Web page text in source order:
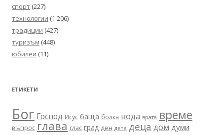
спорт (227)
технологии (1 206)
традиции (427)
туризъм (448)
юбилеи (11)
ЕТИКЕТИ
Бог Господ Исус баща болка вода врата време
въпрос глава глас град ден дете деца дом думи